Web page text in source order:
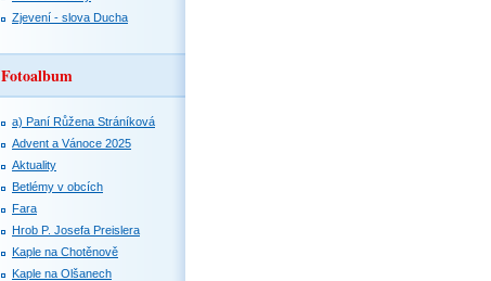
Zjevení - slova Ducha
Fotoalbum
a) Paní Růžena Stráníková
Advent a Vánoce 2025
Aktuality
Betlémy v obcích
Fara
Hrob P. Josefa Preislera
Kaple na Chotěnově
Kaple na Olšanech